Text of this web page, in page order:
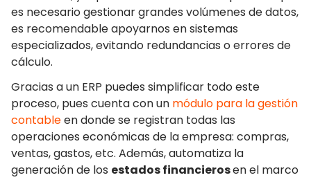
es necesario gestionar grandes volúmenes de datos,
es recomendable apoyarnos en sistemas
especializados, evitando redundancias o errores de
cálculo.
Gracias a un ERP puedes simplificar todo este
proceso, pues cuenta con un módulo para la gestión
contableen donde se registran todas las
operaciones económicas de la empresa: compras,
ventas, gastos, etc. Además, automatiza la
generación de los estados financierosen el marco